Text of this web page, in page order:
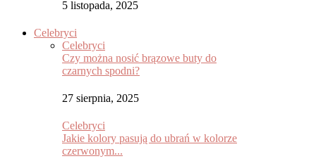
5 listopada, 2025
Celebryci
Celebryci
Czy można nosić brązowe buty do
czarnych spodni?
27 sierpnia, 2025
Celebryci
Jakie kolory pasują do ubrań w kolorze
czerwonym...